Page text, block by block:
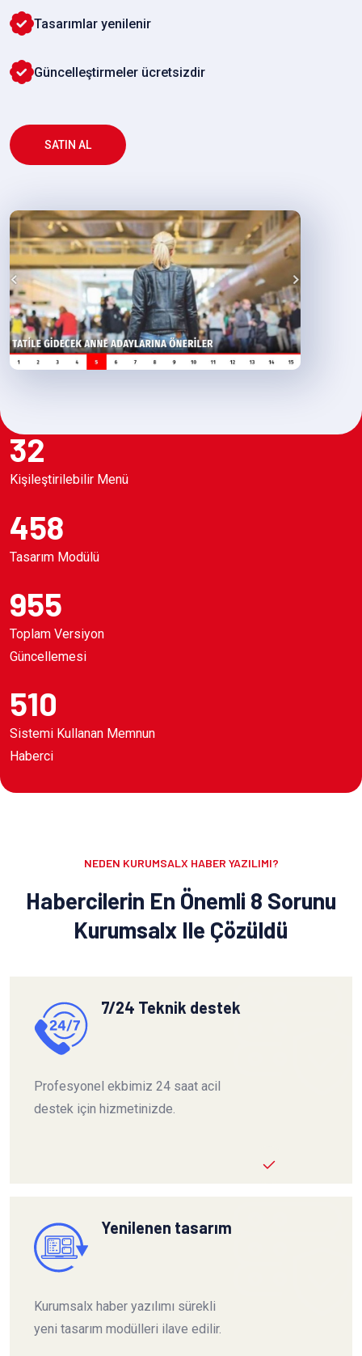
Tasarımlar yenilenir
Güncelleştirmeler ücretsizdir
SATIN AL
32
Kişileştirilebilir Menü
458
Tasarım Modülü
955
Toplam Versiyon
Güncellemesi
510
Sistemi Kullanan Memnun
Haberci
NEDEN KURUMSALX HABER YAZILIMI?
Habercilerin En Önemli 8 Sorunu
Kurumsalx Ile Çözüldü
7/24 Teknik destek
Profesyonel ekbimiz 24 saat acil
destek için hizmetinizde.
Yenilenen tasarım
Kurumsalx haber yazılımı sürekli
yeni tasarım modülleri ilave edilir.